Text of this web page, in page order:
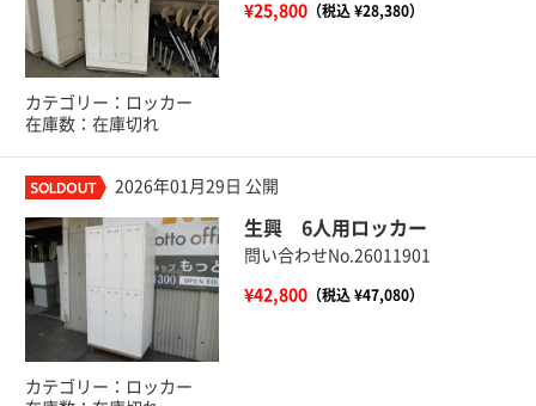
¥25,800（税込 ¥28,380）
カテゴリー：ロッカー
在庫数：在庫切れ
2026年01月29日 公開
生興 6人用ロッカー
問い合わせNo.26011901
¥42,800（税込 ¥47,080）
カテゴリー：ロッカー